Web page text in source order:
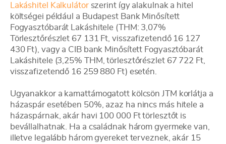
Lakáshitel Kalkulátorszerint így alakulnak a hitel
költségei például a Budapest Bank Minősített
Fogyasztóbarát Lakáshitele (THM: 3,07%
Törlesztőrészlet 67 131 Ft, visszafizetendő 16 127
430 Ft), vagy a CIB bank Minősített Fogyasztóbarát
Lakáshitele (3,25% THM, törlesztőrészlet 67 722 Ft,
visszafizetendő 16 259 880 Ft) esetén.
Ugyanakkor a kamattámogatott kölcsön JTM korlátja a
házaspár esetében 50%, azaz ha nincs más hitele a
házaspárnak, akár havi 100 000 Ft törlesztőt is
bevállalhatnak. Ha a családnak három gyermeke van,
illetve legalább három gyereket terveznek, akár 15